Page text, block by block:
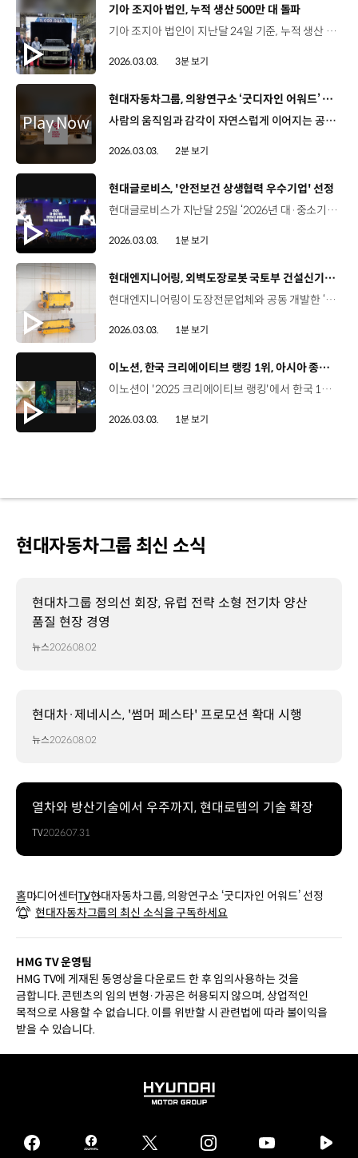
[동영상]
기아 조지아 법인, 누적 생산 500만 대 돌파
기아 조지아 법인이 지난달 24일 기준, 누적 생산 500만 대를 달성하며 500만 번째 기념 차량으로 ‘올 뉴 텔루라이드’ 하이브리드 모델을 생산했습니다. 조지아 법인은 지난 2009년 생산을 시작해 미국 남동부 자동차 산업의 핵심 생산 기지로 자리매김했는데요. 이번 기념 행사에는 브라이언 켐프 주지사를 비롯해 지역 정부 관계자 등이 참석해 기아 조지아 법인의 성과를 축하했습니다. 윤승규 사장 / 기아 북미권역본부장 및 미국판매법인장오늘은 단순한 신차 출시를 넘어, 세계적 수준의 생산 역량과 대담한 디자인, 그리고 지역사회가 하나의 목표 아래 만들어낸 성과를 함께 기념하는 자리입니다. 이는 기아는 물론, 조지아주와 미국 전역의 미래 모빌리티를 향한 중요한 이정표입니다.Today is not just about launching a new vehicle. Today we celebrate what is possible when world class manufacturing, bold design and very strong community come together with a shared purpose. This is a major milestone not just for Kia, but for the future of mobility in this state and around the country. 브라이언 켐프 주지사 / 조지아주조지아는 물론, 미국 전역의 도로에서 쉽게 볼 수 있는 텔루라이드가 웨스트포인트 공장에서만 생산된다는 점을 매우 자랑스럽게 생각합니다. 이곳에서는 내연기관과 하이브리드 차량 등 다양한 차종을 생산하며 변화하는 소비자 수요에 맞춰 생산 시스템도 지속적으로 발전시키고 있습니다. 이를 통해 기아는 고객에게, 조지아주는 지역사회와 일자리 창출 기업에 신뢰로 응답하는 파트너임을 보여주고 있습니다.This vehicle that has become so prevalent on Georgia roads and those across the country is only made right here in West Point. I want you to know just how proud we are of that fact here in Georgia. With multiple models produced here, including both traditional and hybrid vehicles and with the production system that can evolve alongside the consumer, Kia ensures it is always responsive to its customers, just as Georgia is to its citizens and to job creators. 기아 조지아 법인은 누적 생산 500만 번째 기념 차량으로 2027년형 ‘올 뉴 텔루라이드’ 생산을 시작했는데요. ‘텔루라이드’는 북미 소비자 요구와 미국의 도로 환경을 기반으로 개발돼 미국 시장에서 기아의 성장을 상징하는 모델입니다. 특히 이번 기념 차량의 핵심은 조지아에서 생산하는 첫 하이브리드 모델이라는 점인데요. 내연기관과 전기차에 이어, 하이브리드 모델 생산까지 본격화하면서 조지아 공장의 유연성과 기술력을 다시 한번 입증했습니다.
2026.03.03. 3분 보기
[동영상]
현대자동차그룹, 의왕연구소 ‘굿디자인 어워드’ 선정
사람의 움직임과 감각이 자연스럽게 이어지는 공간 현대엔지니어링이 설계한 현대모비스 의왕연구소 ‘2025 굿디자인 어워드’ 실내건축 디자인 부문 선정 굿디자인 어워드 - 1985년 제정된 국내 대표 디자인 인증 제도로 심미성·창의성·사용성 등을 평가해 ‘GD(Good Design)’ 마크 부여 ‘숨 쉬는 연구공간’ 콘셉트로 2023년 준공 ‘끊임없는 영감의 경험’을 주제로한, 개방·자극·연결·집중·재충전의 공간 경험 단순한 업무 공간을 넘어 창의적 소통이 가능한 의왕연구소 소통의 언덕(Grand Stair) 등 소통과 환대가 시작되는 공용 공간 목재의 질감이 살아있는 창의력을 깨워주는 오픈 라이브러리 채문주 매니저 / 현대모비스 지능화기술팀‘오픈 라이브러리’에는 LP판을 이용할 수 있는 공간도 있고 책도 되게 다양하게 있기도 하고 사내에서 쉽게 이용 가능한 편리한 장점이 있는 것 같습니다. 소통과 몰입이 밸런스를 이루는 업무 공간 높은 천장고와 개방감으로 자유로운 사고와 협업의 공간 구현 자연 채광과 조경 요소로 한층 끌어올린 공간의 매력 이주호 소장 / 현대엔지니어링 FM사업소장전동화 연구동을 이용하시는 모든 임직원분들에게 안정적으로 쾌적한 공간을 제공하고 차별화된 서비스를 제공해서 오래도록 기억에 남는 공간으로 조성, 관리해 나가고 싶습니다. 일과 휴식, 기술과 감성이 공존하는 지속 가능한 창의 환경 “끊임없는 영감, 집중과 쉼이 있는 공간과 함께 합니다”
2026.03.03. 2분 보기
[동영상]
현대글로비스, '안전보건 상생협력 우수기업' 선정
현대글로비스가 지난달 25일 ‘2026년 대·중소기업 안전보건 상생협력사업 협약식’에서 우수기업으로 선정되며 고용노동부 장관상을 수상했습니다. ‘대·중소기업 안전보건 상생협력사업’은 모기업과 협력업체가 자율적으로 안전보건 개선 활동을 추진하도록 지원하는 제도인데요. 현대글로비스는 협력사 맞춤형 컨설팅과 경량 안전모 개발 등 실효성 있는 지원을 한 결과 2021년부터 현재까지 중대재해 ‘0건’을 달성하며 현장 중심의 안전경영 성과를 인정받았습니다. 현대글로비스는 앞으로도 협력사와의 상생협력 프로그램을 지속적으로 확대해 안전경영 체계를 더욱 고도화할 계획입니다.
2026.03.03. 1분 보기
[동영상]
현대엔지니어링, 외벽도장로봇 국토부 건설신기술 지정
현대엔지니어링이 도장전문업체와 공동 개발한 ‘외벽도장로봇’ 기술이 국토교통부의 건설신기술로 지정됐습니다. 건설신기술은 국내 최초로 개발됐거나 신규성, 진보성, 현장 적용성을 종합적으로 인정받은 기술에 부여되는 인증인데요. ‘외벽도장로봇’ 기술은 기존 달비계 기반의 외벽 도장 작업을 무인·원격제어 방식으로 대체한 것으로 고소 작업에 따른 안전사고 위험을 근본적으로 줄일 수 있습니다. 또한, ‘외벽도장로봇’은 저비산 전용 도료와 비산 방지 케이스, 집진 필터 등을 기본 적용해 환경 영향 역시 최소화했습니다. 또 기존 인력 작업 대비 약 2배 빠른 시공 속도로 생산성도 획기적으로 향상됐는데요. 현대엔지니어링은 앞으로도 안전·품질·생산성을 동시에 높이는 스마트 건설 기술 개발을 지속해 나갈 예정입니다.
2026.03.03. 1분 보기
[동영상]
이노션, 한국 크리에이티브 랭킹 1위, 아시아 종합 6위 등극
이노션이 '2025 크리에이티브 랭킹'에서 한국 1위 및 아시아 6위에 선정되며 아시아 최고 수준의 크리에이티브 경쟁력을 입증했습니다. ‘크리에이티브 랭킹’은 글로벌 광고 전문지인 ‘캠페인 브리프 아시아’가 최근 2년간 아시아 광고회사들의 국제 광고제 수상 실적을 종합해 순위를 발표했는데요. 이노션은 아시아 219개 에이전시와의 경쟁에서 2위와 압도적인 격차를 벌이며 한국 에이전시 중 1위를 기록하고 아시아 전체 순위에서도 최종 6위에 선정됐습니다. 또한 지난해부터 세 차례 연속 ‘올해의 에이전시’에 선정되고 한국 본사에 이어 인도네시아 법인도 2년 연속 현지 1위를 차지하는 등 글로벌 무대에서 톱티어 마케팅 커뮤니케이션 기업으로서의 위상을 다시 한번 입증했습니다.
2026.03.03. 1분 보기
현대자동차그룹 최신 소식
현대차그룹 정의선 회장, 유럽 전략 소형 전기차 양산
품질 현장 경영
뉴스2026.08.02
현대차·제네시스, '썸머 페스타' 프로모션 확대 시행
뉴스2026.08.02
열차와 방산기술에서 우주까지, 현대로템의 기술 확장
TV2026.07.31
홈미디어센터TV현대자동차그룹, 의왕연구소 ‘굿디자인 어워드’ 선정
현대자동차그룹의 최신 소식을 구독하세요
HMG TV 운영팀
HMG TV에 게재된 동영상을 다운로드 한 후 임의사용하는 것을
금합니다. 콘텐츠의 임의 변형·가공은 허용되지 않으며, 상업적인
목적으로 사용할 수 없습니다. 이를 위반할 시 관련법에 따라 불이익을
받을 수 있습니다.
HYUNDAI
GROUP
facebook
hmg twitter instagram